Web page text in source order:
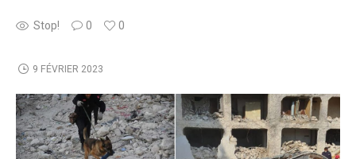
Stop! 0 0
9 FÉVRIER 2023